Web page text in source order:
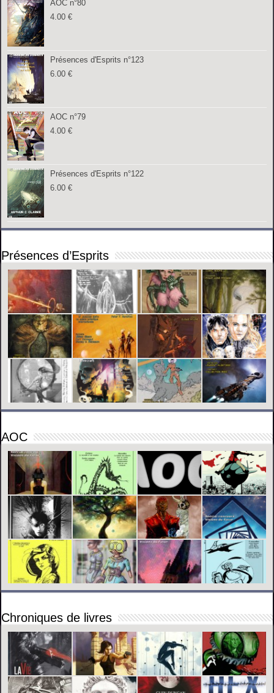
AOC n°80
4.00€
Présences d'Esprits n°123
6.00€
AOC n°79
4.00€
Présences d'Esprits n°122
6.00€
Présences d’Esprits
AOC
Chroniques de livres